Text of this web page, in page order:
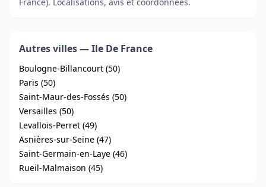
Autres villes — Ile De France
Boulogne-Billancourt (50)
Paris (50)
Saint-Maur-des-Fossés (50)
Versailles (50)
Levallois-Perret (49)
Asnières-sur-Seine (47)
Saint-Germain-en-Laye (46)
Rueil-Malmaison (45)